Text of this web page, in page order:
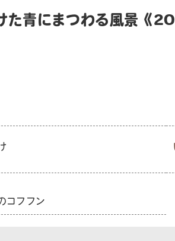
た青にまつわる風景《
コフフン